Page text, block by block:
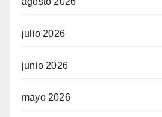
julio 2026
junio 2026
mayo 2026